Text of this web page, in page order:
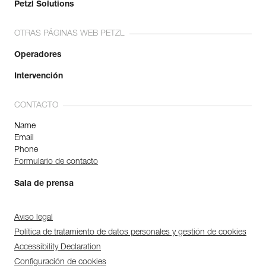
Petzl Solutions
OTRAS PÁGINAS WEB PETZL
Operadores
Intervención
CONTACTO
Name
Email
Phone
Formulario de contacto
Sala de prensa
Aviso legal
Política de tratamiento de datos personales y gestión de cookies
Accessibility Declaration
Configuración de cookies